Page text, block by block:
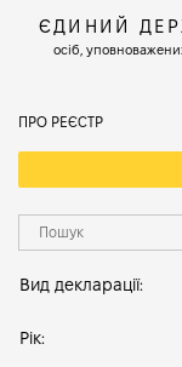
ЄДИНИЙ
осіб,
ПРО РЕЄСТР
Вид декларації:
Рік: